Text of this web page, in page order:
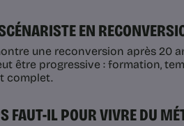
EN
une reconversion après 20
être progressive : formation,
complet.
FAUT-IL POUR VIVRE DU